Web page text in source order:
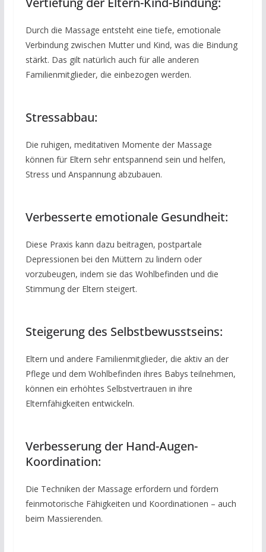
Durch die Massage entsteht eine tiefe, emotionale
Verbindung zwischen Mutter und Kind, was die Bindung
stärkt. Das gilt natürlich auch für alle anderen
Familienmitglieder, die einbezogen werden.
Stressabbau:
Die ruhigen, meditativen Momente der Massage
können für Eltern sehr entspannend sein und helfen,
Stress und Anspannung abzubauen.
Verbesserte emotionale Gesundheit:
Diese Praxis kann dazu beitragen, postpartale
Depressionen bei den Müttern zu lindern oder
vorzubeugen, indem sie das Wohlbefinden und die
Stimmung der Eltern steigert.
Steigerung des Selbstbewusstseins:
Eltern und andere Familienmitglieder, die aktiv an der
Pflege und dem Wohlbefinden ihres Babys teilnehmen,
können ein erhöhtes Selbstvertrauen in ihre
Elternfähigkeiten entwickeln.
Verbesserung der Hand-Augen-
Koordination:
Die Techniken der Massage erfordern und fördern
feinmotorische Fähigkeiten und Koordinationen – auch
beim Massierenden.